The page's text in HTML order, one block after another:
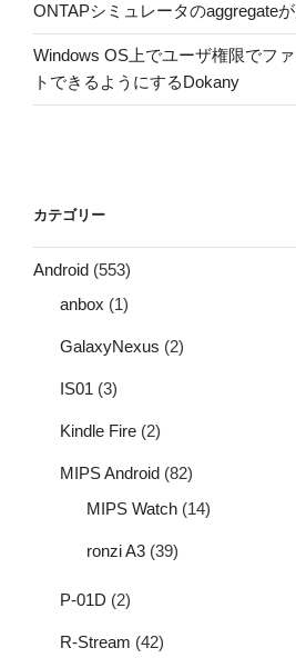
ONTAPシミュレータのaggregate
Windows OS上でユーザ権限でフ
トできるようにするDokany
カテゴリー
Android (553)
anbox (1)
GalaxyNexus (2)
IS01 (3)
Kindle Fire (2)
MIPS Android (82)
MIPS Watch (14)
ronzi A3 (39)
P-01D (2)
R-Stream (42)